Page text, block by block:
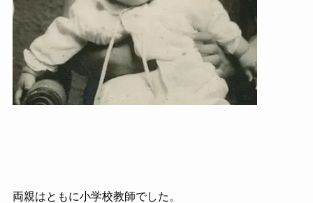
両親はともに小学校教師でした。